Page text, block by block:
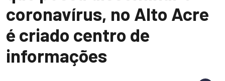
coronavírus, no Alto Acre
é criado centro de
informações